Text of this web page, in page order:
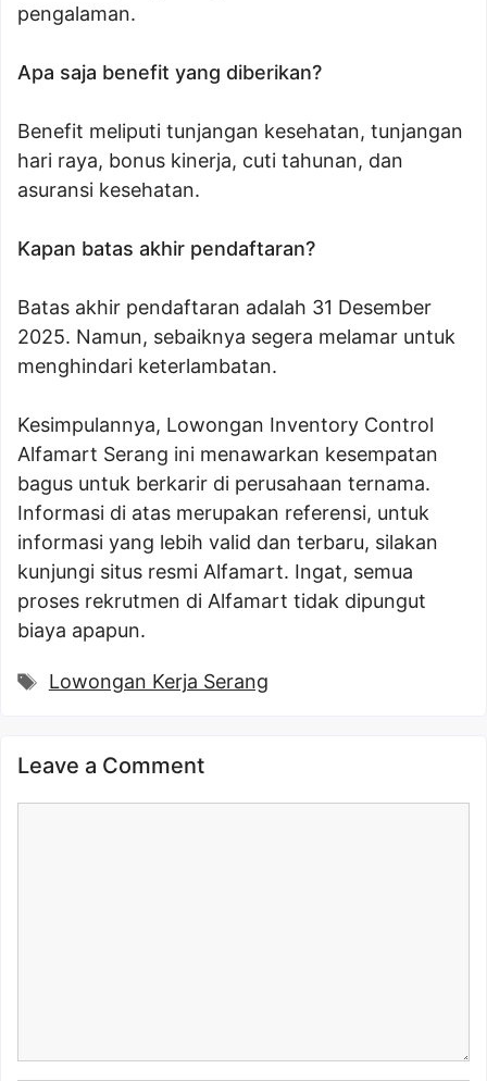
pengalaman.
Apa saja benefit yang diberikan?
Benefit meliputi tunjangan kesehatan, tunjangan
hari raya, bonus kinerja, cuti tahunan, dan
asuransi kesehatan.
Kapan batas akhir pendaftaran?
Batas akhir pendaftaran adalah 31 Desember
2025. Namun, sebaiknya segera melamar untuk
menghindari keterlambatan.
Kesimpulannya, Lowongan Inventory Control
Alfamart Serang ini menawarkan kesempatan
bagus untuk berkarir di perusahaan ternama.
Informasi di atas merupakan referensi, untuk
informasi yang lebih valid dan terbaru, silakan
kunjungi situs resmi Alfamart. Ingat, semua
proses rekrutmen di Alfamart tidak dipungut
biaya apapun.
Tags
Lowongan Kerja Serang
Leave a Comment